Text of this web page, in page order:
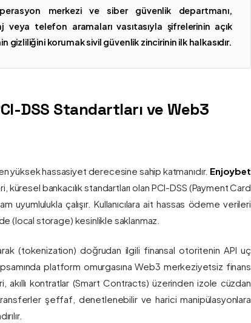
merkezi ve siber güvenlik departmanı,
veya telefon aramaları vasıtasıyla şifrelerinin açık
korumak sivil güvenlik zincirinin ilk halkasıdır.
DSS Standartları ve Web3
yüksek hassasiyet derecesine sahip katmanıdır. Enjoybet
bankacılık standartları olan PCI-DSS (Payment Card
çalışır. Kullanıcılara ait hassas ödeme verileri
(local storage) kesinlikle saklanmaz.
(tokenization) doğrudan ilgili finansal otoritenin API uç
platform omurgasına Web3 merkeziyetsiz finans
kontratlar (Smart Contracts) üzerinden izole cüzdan
şeffaf, denetlenebilir ve harici manipülasyonlara